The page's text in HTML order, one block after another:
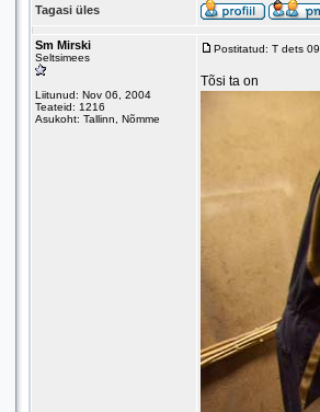
Tagasi üles
Sm Mirski
Seltsimees
Liitunud: Nov 06, 2004
Teateid: 1216
Asukoht: Tallinn, Nõmme
Postitatud: T dets
Tõsi ta on